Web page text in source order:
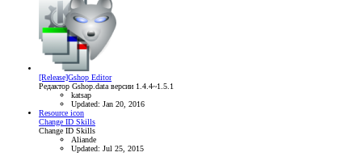
[Release]Gshop Editor
Редактор Gshop.data версии 1.4.4~1.5.1
katsap
Updated: Jan 20, 2016
Resource icon
Change ID Skills
Change ID Skills
Aliande
Updated: Jul 25, 2015